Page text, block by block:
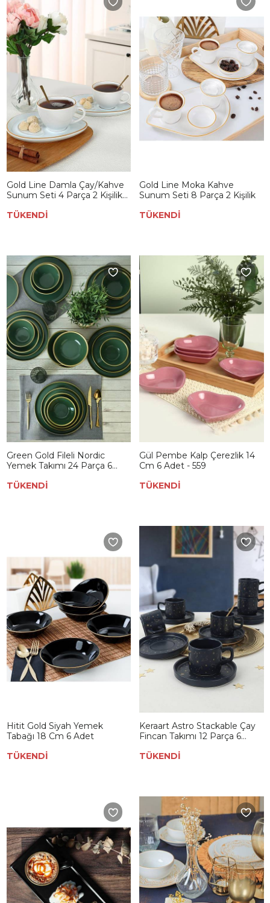
Gold Line Damla Çay/Kahve
Sunum Seti 4 Parça 2 Kişilik
TÜKENDİ
Gold Line Moka Kahve
Sunum Seti 8 Parça 2 Kişilik
TÜKENDİ
Green Gold Fileli Nordic
Yemek Takımı 24 Parça 6
TÜKENDİ
Gül Pembe Kalp Çerezlik 14
Cm 6 Adet - 559
TÜKENDİ
Hitit Gold Siyah Yemek
Tabağı 18 Cm 6 Adet
TÜKENDİ
Keraart Astro Stackable Çay
Fincan Takımı 12 Parça 6
TÜKENDİ